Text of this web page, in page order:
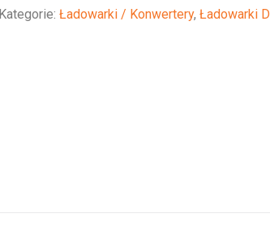
Kategorie: Ładowarki / Konwertery, Ładowarki